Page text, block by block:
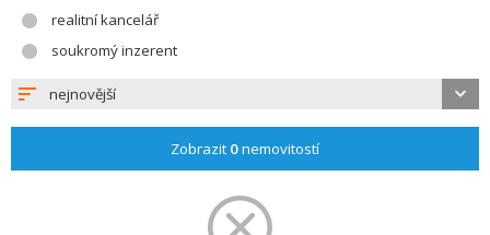
realitní kancelář
soukromý inzerent
nejnovější
Zobrazit 0nemovitostí